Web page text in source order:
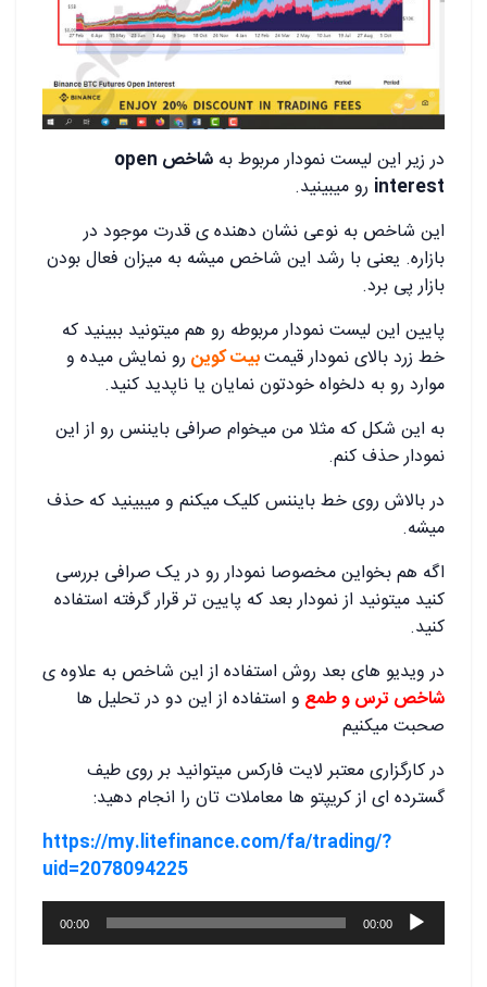
در زیر این لیست نمودار مربوط به
شاخص open
interest رو میبینید.
این شاخص به نوعی نشان دهنده ی قدرت موجود در
بازاره. یعنی با رشد این شاخص میشه به میزان فعال بودن
بازار پی برد.
پایین این لیست نمودار مربوطه رو هم میتونید ببینید که
خط زرد بالای نمودار قیمتبیت کوین رو نمایش میده و
موارد رو به دلخواه خودتون نمایان یا ناپدید کنید.
به این شکل که مثلا من میخوام صرافی بایننس رو از این
نمودار حذف کنم.
در بالاش روی خط بایننس کلیک میکنم و میبینید که حذف
میشه.
اگه هم بخواین مخصوصا نمودار رو در یک صرافی بررسی
کنید میتونید از نمودار بعد که پایین تر قرار گرفته استفاده
کنید.
در ویدیو های بعد روش استفاده از این شاخص به علاوه ی
شاخص ترس و طمع و استفاده از این دو در تحلیل ها
صحبت میکنیم
در کارگزاری معتبر لایت فارکس میتوانید بر روی طیف
گسترده ای از کریپتو ها معاملات تان را انجام دهید:
https://my.litefinance.com/fa/trading/?
uid=2078094225
پخش‌کننده
صوت
00:00
00:00